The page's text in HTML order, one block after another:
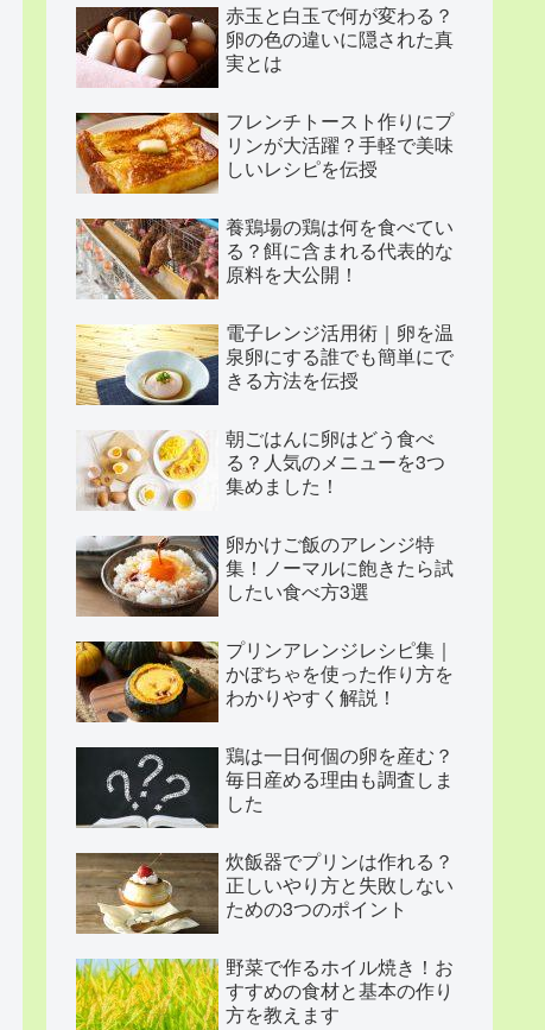
赤玉と白玉で何が変わる？
卵の色の違いに隠された真
実とは
フレンチトースト作りにプ
リンが大活躍？手軽で美味
しいレシピを伝授
養鶏場の鶏は何を食べてい
る？餌に含まれる代表的な
原料を大公開！
電子レンジ活用術｜卵を温
泉卵にする誰でも簡単にで
きる方法を伝授
朝ごはんに卵はどう食べ
る？人気のメニューを3つ
集めました！
卵かけご飯のアレンジ特
集！ノーマルに飽きたら試
したい食べ方3選
プリンアレンジレシピ集｜
かぼちゃを使った作り方を
わかりやすく解説！
鶏は一日何個の卵を産む？
毎日産める理由も調査しま
した
炊飯器でプリンは作れる？
正しいやり方と失敗しない
ための3つのポイント
野菜で作るホイル焼き！お
すすめの食材と基本の作り
方を教えます